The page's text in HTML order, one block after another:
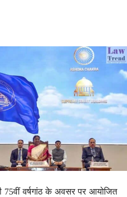
75वीं वर्षगांठ के अवसर पर आयोजित